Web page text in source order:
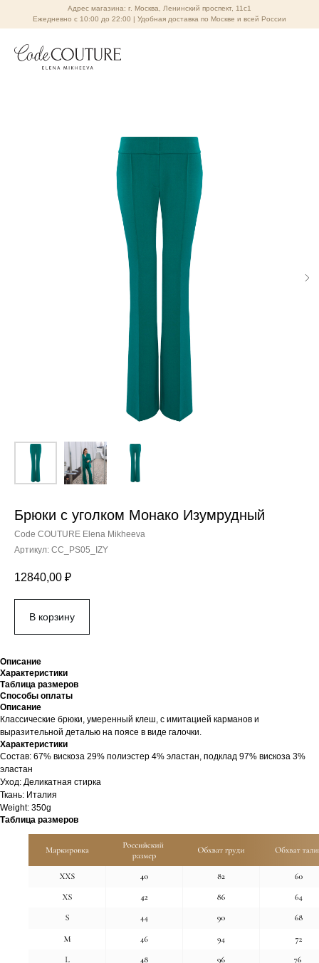
Адрес магазина: г. Москва, Ленинский проспект, 11с1
Ежедневно с 10:00 до 22:00 | Удобная доставка по Москве и всей России
Брюки с уголком Монако Изумрудный
Code COUTURE Elena Mikheeva
Артикул: CC_PS05_IZY
12840,00 ₽
В корзину
Описание
Характеристики
Таблица размеров
Способы оплаты
Описание
Классические брюки, умеренный клеш, с имитацией карманов и
выразительной деталью на поясе в виде галочки.
Характеристики
Cостав: 67% вискоза 29% полиэстер 4% эластан, подклад 97% вискоза 3%
эластан
Уход: Деликатная стирка
Ткань: Италия
Weight: 350g
Таблица размеров